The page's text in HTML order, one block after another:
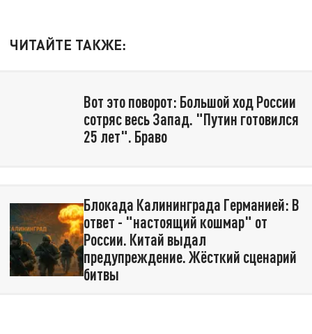
ЧИТАЙТЕ ТАКЖЕ:
Вот это поворот: Большой ход России
сотряс весь Запад. "Путин готовился
25 лет". Браво
Блокада Калининграда Германией: В
ответ - "настоящий кошмар" от
России. Китай выдал
предупреждение. Жёсткий сценарий
битвы